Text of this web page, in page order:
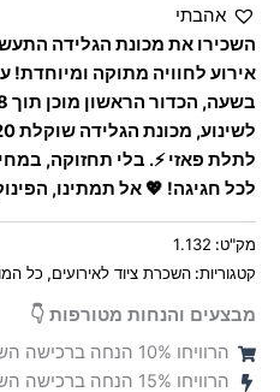
אהבתי
השכירו את מכונת הגלידה
לתלת פאזי ⚡. בלי תחזוקה,
לכל חגיגה! 💖 אל תמתינו,
מק"ט: 1.132
קטגוריות: השכרת ציוד לאירועים, כל
מבצעים והנחות מטורפות 👇
הרוויחו 10% הנחה ברכישה השנייה!
הרוויחו 15% הנחה ברכישה השלישית!